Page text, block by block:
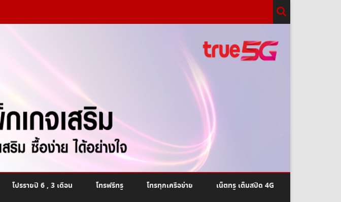
Skip
โปรรายปี 6 , 3 เดือน โทรฟรีทรู โทรทุกเครือข่าย เน็ตทรู เต็มสปีด 4G